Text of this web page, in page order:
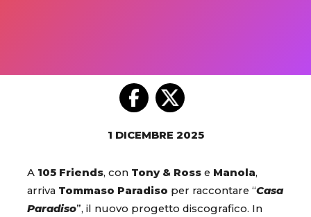
1 DICEMBRE 2025
A 105 Friends, con Tony & Ross e Manola,
arriva Tommaso Paradiso per raccontare “Casa
Paradiso”, il nuovo progetto discografico. In